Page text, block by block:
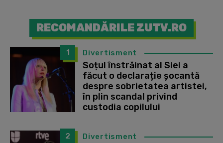
RECOMANDĂRILE ZUTV.RO
1 Divertisment
Soțul înstrăinat al Siei a
făcut o declarație șocantă
despre sobrietatea artistei,
în plin scandal privind
custodia copilului
2 Divertisment